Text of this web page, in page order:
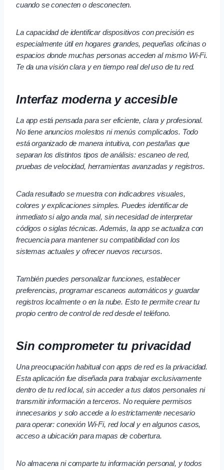
cuando se conecten o desconecten.
La capacidad de identificar dispositivos con precisión es
especialmente útil en hogares grandes, pequeñas oficinas o
espacios donde muchas personas acceden al mismo Wi-Fi.
Te da una visión clara y en tiempo real del uso de tu red.
Interfaz moderna y accesible
La app está pensada para ser eficiente, clara y profesional.
No tiene anuncios molestos ni menús complicados. Todo
está organizado de manera intuitiva, con pestañas que
separan los distintos tipos de análisis: escaneo de red,
pruebas de velocidad, herramientas avanzadas y registros.
Cada resultado se muestra con indicadores visuales,
colores y explicaciones simples. Puedes identificar de
inmediato si algo anda mal, sin necesidad de interpretar
códigos o siglas técnicas. Además, la app se actualiza con
frecuencia para mantener su compatibilidad con los
sistemas actuales y ofrecer nuevos recursos.
También puedes personalizar funciones, establecer
preferencias, programar escaneos automáticos y guardar
registros localmente o en la nube. Esto te permite crear tu
propio centro de control de red desde el teléfono.
Sin comprometer tu privacidad
Una preocupación habitual con apps de red es la privacidad.
Esta aplicación fue diseñada para trabajar exclusivamente
dentro de tu red local, sin acceder a tus datos personales ni
transmitir información a terceros. No requiere permisos
innecesarios y solo accede a lo estrictamente necesario
para operar: conexión Wi-Fi, red local y en algunos casos,
acceso a ubicación para mapas de cobertura.
No almacena ni comparte tu información personal, y todos